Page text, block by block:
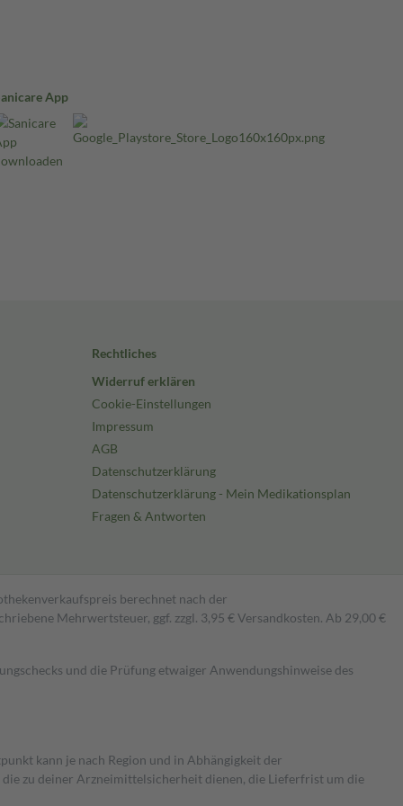
App
Rechtliches
Widerruf erklären
Cookie-Einstellungen
Impressum
AGB
Datenschutzerklärung
Datenschutzerklärung - Mein Medikationsplan
Fragen & Antworten
berechnet nach der
Mehrwertsteuer, ggf. zzgl. 3,95 € Versandkosten. Ab 29,00 €
und die Prüfung etwaiger Anwendungshinweise des
kann je nach Region und in Abhängigkeit der
zu deiner Arzneimittelsicherheit dienen, die Lieferfrist um die